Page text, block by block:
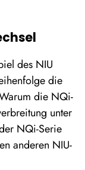
des NIU
die
die NQi-
unter
NQi-Serie
anderen NIU-